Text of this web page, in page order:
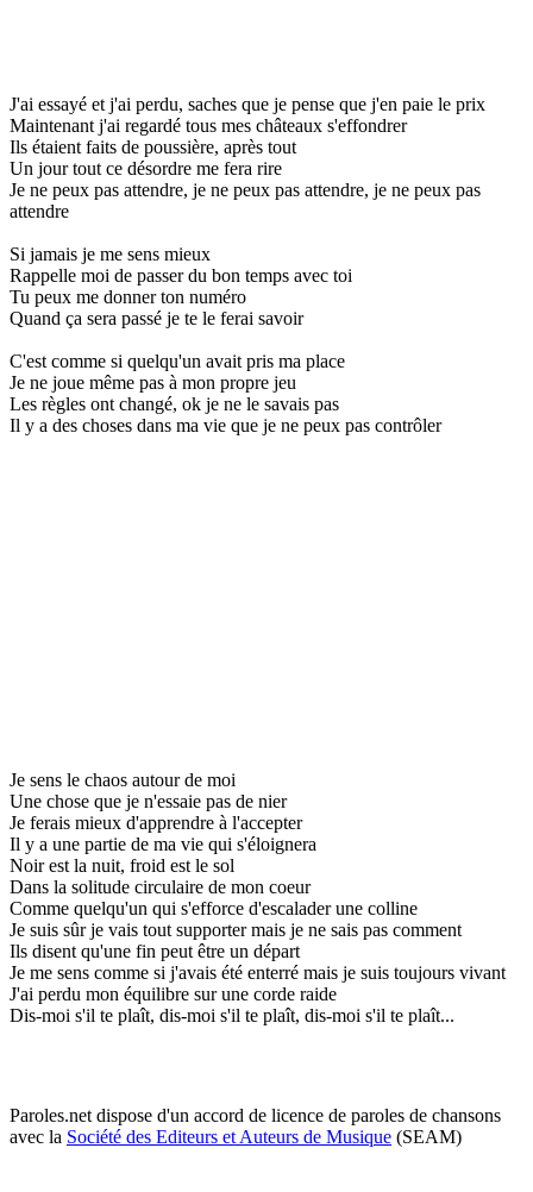
J'ai essayé et j'ai perdu, saches que je pense que j'en paie le prix
Maintenant j'ai regardé tous mes châteaux s'effondrer
Ils étaient faits de poussière, après tout
Un jour tout ce désordre me fera rire
Je ne peux pas attendre, je ne peux pas attendre, je ne peux pas
attendre
Si jamais je me sens mieux
Rappelle moi de passer du bon temps avec toi
Tu peux me donner ton numéro
Quand ça sera passé je te le ferai savoir
C'est comme si quelqu'un avait pris ma place
Je ne joue même pas à mon propre jeu
Les règles ont changé, ok je ne le savais pas
Il y a des choses dans ma vie que je ne peux pas contrôler
Je sens le chaos autour de moi
Une chose que je n'essaie pas de nier
Je ferais mieux d'apprendre à l'accepter
Il y a une partie de ma vie qui s'éloignera
Noir est la nuit, froid est le sol
Dans la solitude circulaire de mon coeur
Comme quelqu'un qui s'efforce d'escalader une colline
Je suis sûr je vais tout supporter mais je ne sais pas comment
Ils disent qu'une fin peut être un départ
Je me sens comme si j'avais été enterré mais je suis toujours vivant
J'ai perdu mon équilibre sur une corde raide
Dis-moi s'il te plaît, dis-moi s'il te plaît, dis-moi s'il te plaît...
Paroles.net dispose d'un accord de licence de paroles de chansons
avec la Société des Editeurs et Auteurs de Musique (SEAM)